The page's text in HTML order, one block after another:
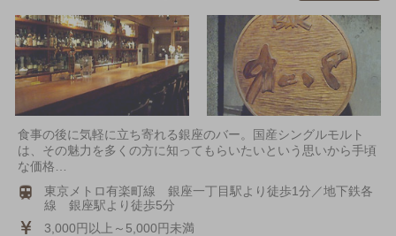
食事の後に気軽に立ち寄れる銀座のバー。国産シングルモルト
は、その魅力を多くの方に知ってもらいたいという思いから手頃
な価格…
東京メトロ有楽町線 銀座一丁目駅より徒歩1分／地下鉄各
線 銀座駅より徒歩5分
3,000円以上～5,000円未満